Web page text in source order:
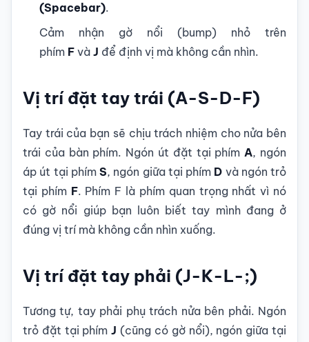
(Spacebar).
Cảm nhận gờ nổi (bump) nhỏ trên
phím F và J để định vị mà không cần nhìn.
Vị trí đặt tay trái (A-S-D-F)
Tay trái của bạn sẽ chịu trách nhiệm cho nửa bên
trái của bàn phím. Ngón út đặt tại phímA, ngón
áp út tại phím S, ngón giữa tại phím D và ngón trỏ
tại phím F. Phím F là phím quan trọng nhất vì nó
có gờ nổi giúp bạn luôn biết tay mình đang ở
đúng vị trí mà không cần nhìn xuống.
Vị trí đặt tay phải (J-K-L-;)
Tương tự, tay phải phụ trách nửa bên phải. Ngón
trỏ đặt tại phímJ (cũng có gờ nổi), ngón giữa tại